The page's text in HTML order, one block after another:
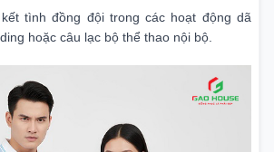
tình đồng đội trong các hoạt động dã
hoặc câu lạc bộ thể thao nội bộ.